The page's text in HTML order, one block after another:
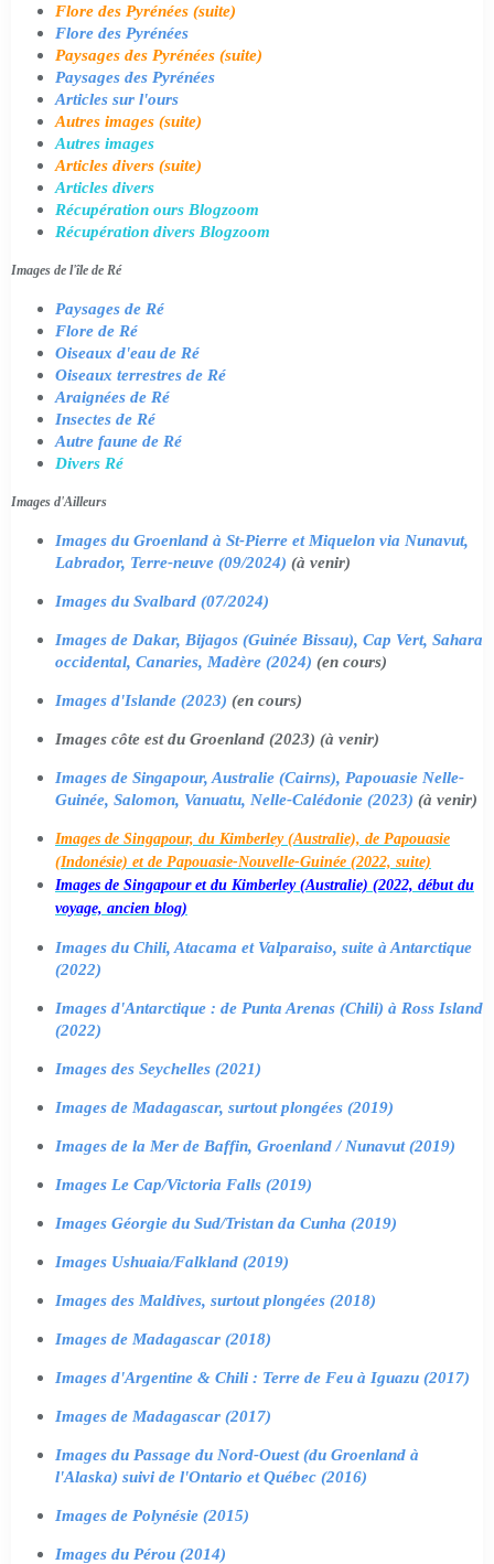
Flore des Pyrénées (suite)
Flore des Pyrénées
Paysages des Pyrénées (suite)
Paysages des Pyrénées
Articles sur l'ours
Autres images (suite)
Autres images
Articles divers (suite)
Articles divers
Récupération ours Blogzoom
Récupération divers Blogzoom
Images de l'île de Ré
Paysages de Ré
Flore de Ré
Oiseaux d'eau de Ré
Oiseaux terrestres de Ré
Araignées de Ré
Insectes de Ré
Autre faune de Ré
Divers Ré
Images d'Ailleurs
Images du Groenland à St-Pierre et Miquelon via Nunavut,
Labrador, Terre-neuve (09/2024) (à venir)
Images du Svalbard (07/2024)
Images de Dakar, Bijagos (Guinée Bissau), Cap Vert, Sahara
occidental, Canaries, Madère (2024) (en cours)
Images d'Islande (2023) (en cours)
Images côte est du Groenland (2023) (à venir)
Images de Singapour, Australie (Cairns), Papouasie Nelle-
Guinée, Salomon, Vanuatu, Nelle-Calédonie (2023) (à venir)
Images de Singapour, du Kimberley (Australie), de Papouasie
(Indonésie) et de Papouasie-Nouvelle-Guinée (2022, suite)
Images de Singapour et du Kimberley (Australie) (2022, début du
voyage, ancien blog)
Images du Chili, Atacama et Valparaiso, suite à Antarctique
(2022)
Images d'Antarctique : de Punta Arenas (Chili) à Ross Island
(2022)
Images des Seychelles (2021)
Images de Madagascar, surtout plongées (2019)
Images de la Mer de Baffin, Groenland / Nunavut (2019)
Images Le Cap/Victoria Falls (2019)
Images Géorgie du Sud/Tristan da Cunha (2019)
Images Ushuaia/Falkland (2019)
Images des Maldives, surtout plongées (2018)
Images de Madagascar (2018)
Images d'Argentine & Chili : Terre de Feu à Iguazu (2017)
Images de Madagascar (2017)
Images du Passage du Nord-Ouest (du Groenland à
l'Alaska) suivi de l'Ontario et Québec (2016)
Images de Polynésie (2015)
Images du Pérou (2014)